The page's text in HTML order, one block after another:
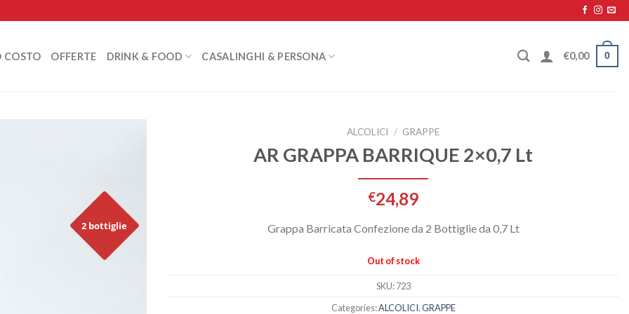
COSTO OFFERTE DRINK & FOOD CASALINGHI & PERSONA €0,00 0
2 bottiglie
ALCOLICI / GRAPPE
AR GRAPPA BARRIQUE 2×0,7 Lt
€24,89
Grappa Barricata Confezione da 2 Bottiglie da 0,7 Lt
Out of stock
SKU:723
Categories:ALCOLICI,GRAPPE